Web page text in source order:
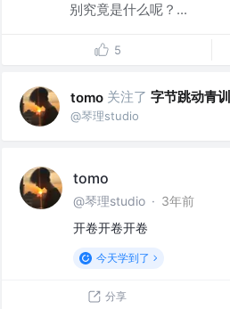
别究竟是什么呢？...
5
tomo 关注了 字节跳动青
@琴理studio
tomo
@琴理studio · 3年前
开卷开卷开卷
今天学到了
分享